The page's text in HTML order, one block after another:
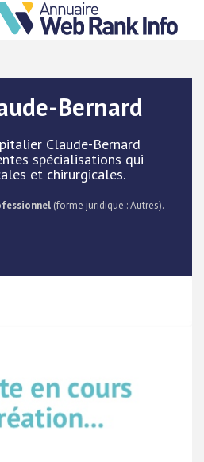
Bernard
Claude-Bernard
spécialisations qui
et chirurgicales.
(forme juridique : Autres).